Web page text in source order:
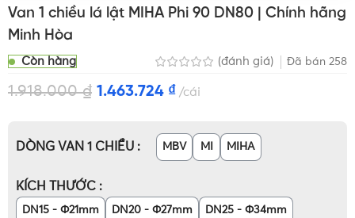
Van 1 chiều lá lật MIHA Phi 90 DN80 | Chính hãng
Minh Hòa
Còn hàng (đánh giá) Đã bán 258
1.918.000₫ 1.463.724 ₫ cái
DÒNG VAN 1 CHIỀU MBV MI MIHA
KÍCH THƯỚC
DN15 - Φ21mm DN20 - Φ27mm DN25 - Φ34mm